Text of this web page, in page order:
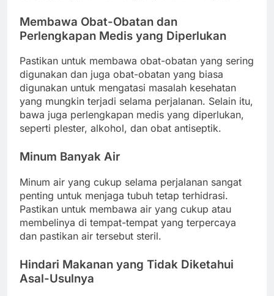
Membawa Obat-Obatan dan
Perlengkapan Medis yang Diperlukan
Pastikan untuk membawa obat-obatan yang sering
digunakan dan juga obat-obatan yang biasa
digunakan untuk mengatasi masalah kesehatan
yang mungkin terjadi selama perjalanan. Selain itu,
bawa juga perlengkapan medis yang diperlukan,
seperti plester, alkohol, dan obat antiseptik.
Minum Banyak Air
Minum air yang cukup selama perjalanan sangat
penting untuk menjaga tubuh tetap terhidrasi.
Pastikan untuk membawa air yang cukup atau
membelinya di tempat-tempat yang terpercaya
dan pastikan air tersebut steril.
Hindari Makanan yang Tidak Diketahui
Asal-Usulnya